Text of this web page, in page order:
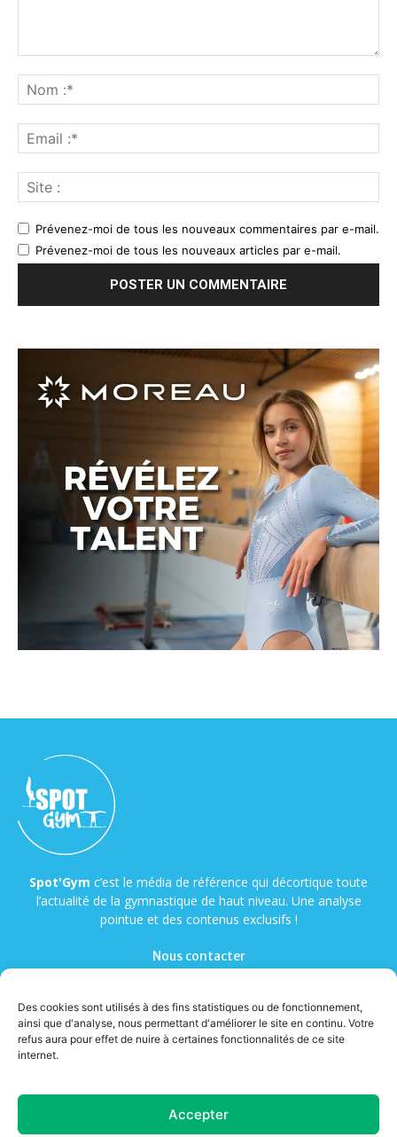
Des cookies sont utilisés à des fins statistiques ou de fonctionnement,
ainsi que d'analyse, nous permettant d'améliorer le site en continu. Votre
refus aura pour effet de nuire à certaines fonctionnalités de ce site
internet.
Accepter
Prévenez-moi de tous les nouveaux commentaires par e-mail.
Prévenez-moi de tous les nouveaux articles par e-mail.
Spot'Gym c’est le média de référence qui décortique toute
l’actualité de la gymnastique de haut niveau. Une analyse
pointue et des contenus exclusifs !
Nous contacter
Mentions légales